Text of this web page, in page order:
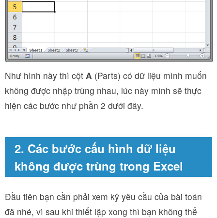
Như hình này thì cột A (Parts) có dữ liệu mình muốn
không được nhập trùng nhau, lúc này mình sẽ thực
hiện các bước như phần 2 dưới đây.
2. Các bước cấu hình dữ liệu
không được trùng trong Excel
Đầu tiên bạn cần phải xem kỹ yêu cầu của bài toán
đã nhé, vì sau khi thiết lập xong thì bạn không thể